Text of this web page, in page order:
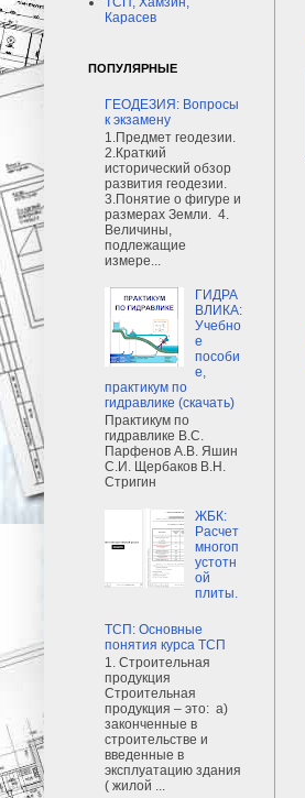
Карасев
ПОПУЛЯРНЫЕ
ГЕОДЕЗИЯ: Вопросы
к экзамену
1.Предмет геодезии.
2.Краткий
исторический обзор
развития геодезии.
3.Понятие о фигуре и
размерах Земли. 4.
Величины,
подлежащие
измере...
ГИДРА
ВЛИКА:
Учебно
е
пособи
е,
практикум по
гидравлике (скачать)
Практикум по
гидравлике В.С.
Парфенов А.В. Яшин
С.И. Щербаков В.Н.
Стригин
ЖБК:
Расчет
многоп
устотн
ой
плиты.
ТСП: Основные
понятия курса ТСП
1. Строительная
продукция
Строительная
продукция – это: а)
законченные в
строительстве и
введенные в
эксплуатацию здания
( жилой ...